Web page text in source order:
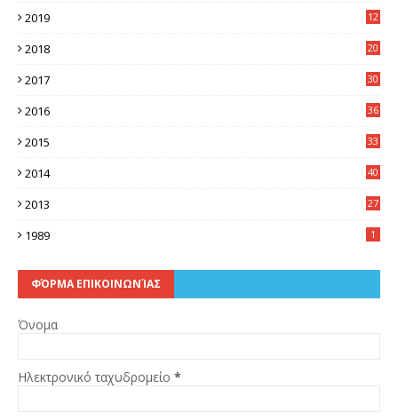
2019
12
2018
20
2017
30
2016
36
2015
33
2014
40
2013
27
1989 1
ΦΌΡΜΑ ΕΠΙΚΟΙΝΩΝΊΑΣ
Όνομα
Ηλεκτρονικό ταχυδρομείο *